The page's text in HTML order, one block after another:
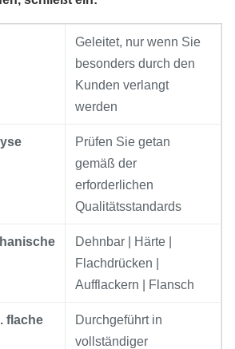
Geleitet, nur wenn Sie
besonders durch den
Kunden verlangt
werden
Prüfen Sie getan
gemäß der
erforderlichen
Qualitätsstandards
Dehnbar | Härte |
Flachdrücken |
Aufflackern | Flansch
flache
Durchgeführt in
vollständiger